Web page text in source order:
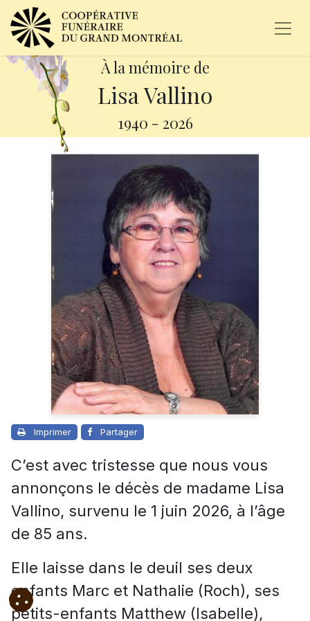
À la mémoire de
Lisa Vallino
1940 - 2026
Imprimer Partager
C’est avec tristesse que nous vous
annonçons le décès de madame Lisa
Vallino, survenu le 1 juin 2026, à l’âge
de 85 ans.
Elle laisse dans le deuil ses deux
enfants Marc et Nathalie (Roch), ses
petits-enfants Matthew (Isabelle),